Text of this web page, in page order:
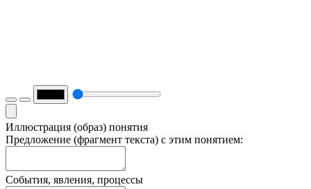
Иллюстрация (образ) понятия
Предложение (фрагмент текста) с этим понятием:
События, явления, процессы